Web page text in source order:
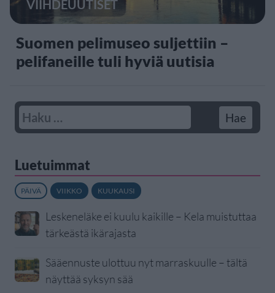
VIIHDEUUTISET
Suomen pelimuseo suljettiin –
pelifaneille tuli hyviä uutisia
Luetuimmat
PÄIVÄ VIIKKO KUUKAUSI
Leskeneläke ei kuulu kaikille – Kela muistuttaa
tärkeästä ikärajasta
Sääennuste ulottuu nyt marraskuulle – tältä
näyttää syksyn sää